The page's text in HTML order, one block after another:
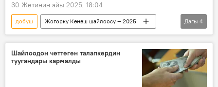
30 Жетинин айы 2025, 18:04
добуш
Жогорку Кеңеш шайлоосу — 2025
Кыргызстан
шайлоо
Жогорку Кеңеш
Дагы 4
Шайлоодон четтеген талапкердин
туугандары кармалды